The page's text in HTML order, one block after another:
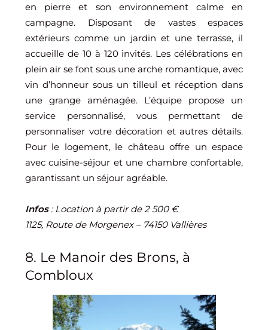
en pierre et son environnement calme en
campagne. Disposant de vastes espaces
extérieurs comme un jardin et une terrasse, il
accueille de 10 à 120 invités. Les célébrations en
plein air se font sous une arche romantique, avec
vin d’honneur sous un tilleul et réception dans
une grange aménagée. L’équipe propose un
service personnalisé, vous permettant de
personnaliser votre décoration et autres détails.
Pour le logement, le château offre un espace
avec cuisine-séjour et une chambre confortable,
garantissant un séjour agréable.
Infos: Location à partir de 2 500 €
1125, Route de Morgenex – 74150 Vallières
8. Le Manoir des Brons, à
Combloux